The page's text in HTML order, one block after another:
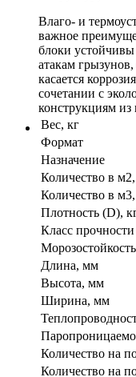
Влаго- и
важное
блоки
атакам
касается
сочетании с
конструкциям из
Вес, кг
Формат
Назначение
Количество в
Количество в
Плотность (D),
Класс
Длина, мм
Высота, мм
Ширина, мм
Количество на
Количество на